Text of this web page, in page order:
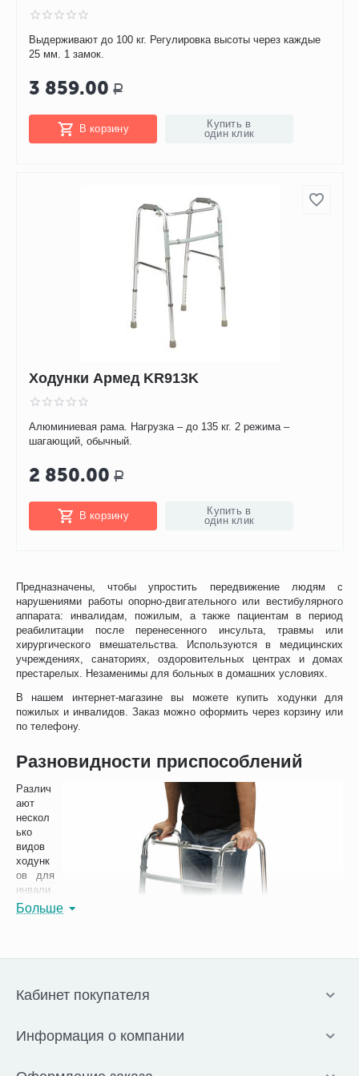
Предназначены, чтобы упростить передвижение людям с
нарушениями работы опорно-двигательного или вестибулярного
аппарата: инвалидам, пожилым, а также пациентам в период
реабилитации после перенесенного инсульта, травмы или
хирургического вмешательства. Используются в медицинских
учреждениях, санаториях, оздоровительных центрах и домах
престарелых. Незаменимы для больных в домашних условиях.
В нашем интернет-магазине вы можете купить ходунки для
пожилых и инвалидов. Заказ можно оформить через корзину или
по телефону.
Разновидности приспособлений
Различ
ают
нескол
ько
видов
ходунк
ов для
инвали
дов:
фи
ир
ов
ны
Больше
Выдерживают до 100 кг. Регулировка высоты через каждые
25 мм. 1 замок.
3 859.00 Р
В корзину
Купить в
один клик
Ходунки Армед KR913K
Алюминиевая рама. Нагрузка – до 135 кг. 2 режима –
шагающий, обычный.
2 850.00 Р
В корзину
Купить в
один клик
Кабинет покупателя
Информация о компании